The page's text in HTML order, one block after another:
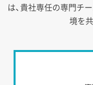
は、貴社専任の専門チ
境を